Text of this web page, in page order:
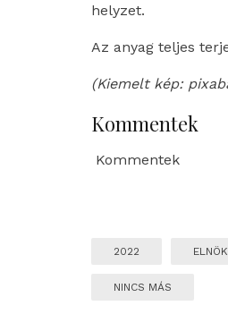
helyzet.
Az anyag teljes
(Kiemelt kép:
Kommentek
Kommentek
2022
NINCS MÁS